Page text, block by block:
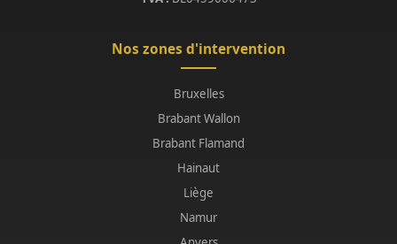
Nos zones d'intervention
Bruxelles
Brabant Wallon
Brabant Flamand
Hainaut
Liège
Namur